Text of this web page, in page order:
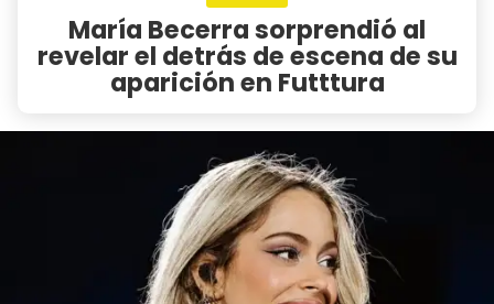
María Becerra sorprendió al
revelar el detrás de escena de su
aparición en Futttura